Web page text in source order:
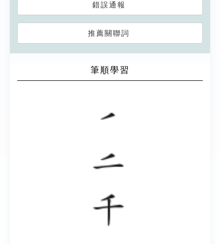
錯誤通報
推薦關聯詞
筆順學習